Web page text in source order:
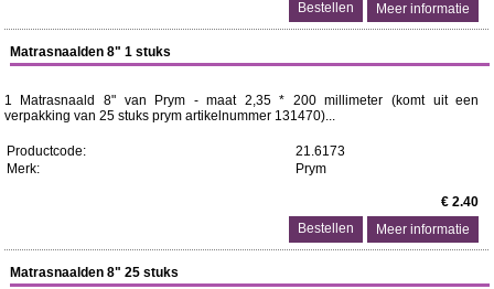
Meer informatie
Matrasnaalden 8" 1 stuks
1 Matrasnaald 8" van Prym - maat 2,35 * 200 millimeter (komt uit een
verpakking van 25 stuks prym artikelnummer 131470)...
Productcode:
21.6173
Merk:
Prym
€ 2.40
Meer informatie
Matrasnaalden 8" 25 stuks